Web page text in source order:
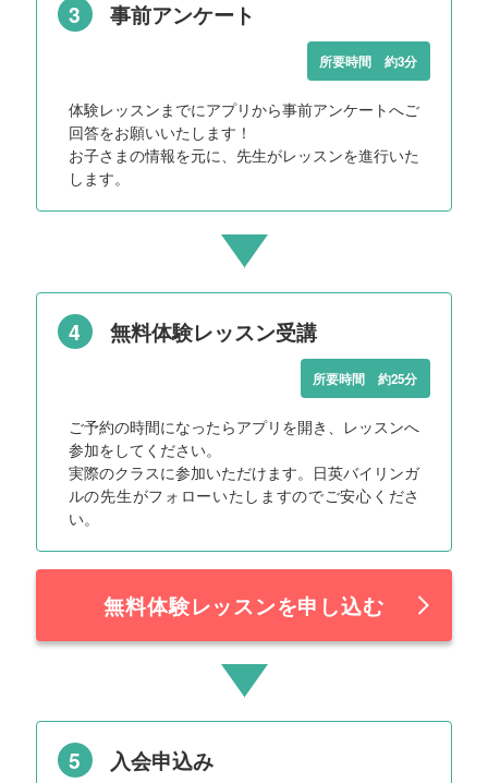
3 事前アンケート
所要時間 約3分
体験レッスンまでにアプリから事前アンケートへご
回答をお願いいたします！
お子さまの情報を元に、先生がレッスンを進行いた
します。
4 無料体験レッスン受講
所要時間 約25分
ご予約の時間になったらアプリを開き、レッスンへ
参加をしてください。
実際のクラスに参加いただけます。日英バイリンガ
ルの先生がフォローいたしますのでご安心くださ
い。
無料体験レッスンを申し込む
5 入会申込み